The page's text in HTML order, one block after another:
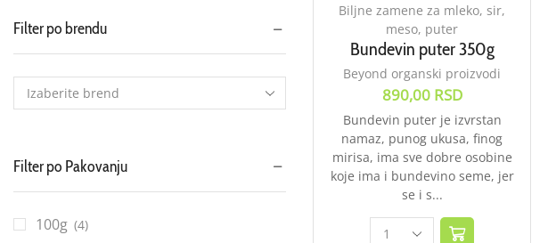
Biljne zamene za mleko, sir,
meso, puter
Bundevin puter 350g
Beyond organski proizvodi
890,00 RSD
Bundevin puter je izvrstan
namaz, punog ukusa, finog
mirisa, ima sve dobre osobine
koje ima i bundevino seme, jer
se i s...
Filter po brendu
Filter po Pakovanju
100g (4)